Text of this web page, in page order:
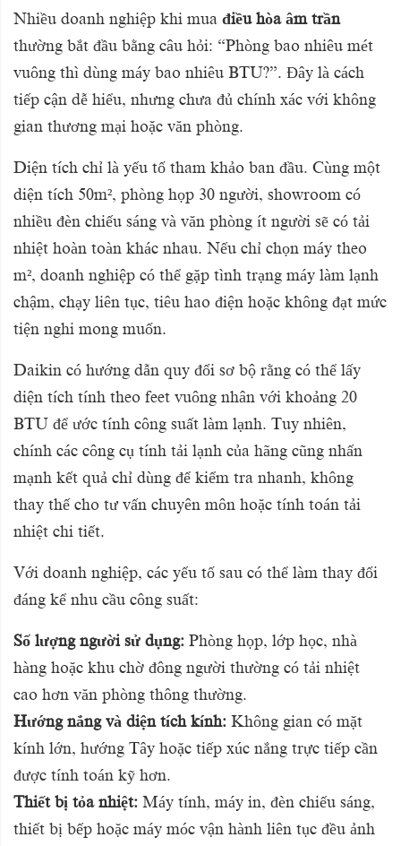
Nhiều doanh nghiệp khi mua điều hòa âm trần
thường bắt đầu bằng câu hỏi: “Phòng bao nhiêu mét
vuông thì dùng máy bao nhiêu BTU?”. Đây là cách
tiếp cận dễ hiểu, nhưng chưa đủ chính xác với không
gian thương mại hoặc văn phòng.
Diện tích chỉ là yếu tố tham khảo ban đầu. Cùng một
diện tích 50m², phòng họp 30 người, showroom có
nhiều đèn chiếu sáng và văn phòng ít người sẽ có tải
nhiệt hoàn toàn khác nhau. Nếu chỉ chọn máy theo
m², doanh nghiệp có thể gặp tình trạng máy làm lạnh
chậm, chạy liên tục, tiêu hao điện hoặc không đạt mức
tiện nghi mong muốn.
Daikin có hướng dẫn quy đổi sơ bộ rằng có thể lấy
diện tích tính theo feet vuông nhân với khoảng 20
BTU để ước tính công suất làm lạnh. Tuy nhiên,
chính các công cụ tính tải lạnh của hãng cũng nhấn
mạnh kết quả chỉ dùng để kiểm tra nhanh, không
thay thế cho tư vấn chuyên môn hoặc tính toán tải
nhiệt chi tiết.
Với doanh nghiệp, các yếu tố sau có thể làm thay đổi
đáng kể nhu cầu công suất:
Số lượng người sử dụng: Phòng họp, lớp học, nhà
hàng hoặc khu chờ đông người thường có tải nhiệt
cao hơn văn phòng thông thường.
Hướng nắng và diện tích kính: Không gian có mặt
kính lớn, hướng Tây hoặc tiếp xúc nắng trực tiếp cần
được tính toán kỹ hơn.
Thiết bị tỏa nhiệt: Máy tính, máy in, đèn chiếu sáng,
thiết bị bếp hoặc máy móc vận hành liên tục đều ảnh